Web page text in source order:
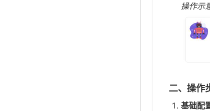
操作示
二、操作
基础配